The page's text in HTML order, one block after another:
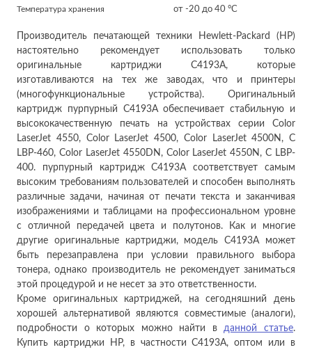
от -20 до 40 °C
Температура хранения
Производитель печатающей техники Hewlett-Packard (HP)
настоятельно рекомендует использовать только
оригинальные картриджи C4193A, которые
изготавливаются на тех же заводах, что и принтеры
(многофункциональные устройства). Оригинальный
картридж пурпурный C4193A обеспечивает стабильную и
высококачественную печать на устройствах серии Color
LaserJet 4550, Color LaserJet 4500, Color LaserJet 4500N, C
LBP-460, Color LaserJet 4550DN, Color LaserJet 4550N, C LBP-
400. пурпурный картридж C4193A соответствует самым
высоким требованиям пользователей и способен выполнять
различные задачи, начиная от печати текста и заканчивая
изображениями и таблицами на профессиональном уровне
с отличной передачей цвета и полутонов. Как и многие
другие оригинальные картриджи, модель C4193A может
быть перезаправлена при условии правильного выбора
тонера, однако производитель не рекомендует заниматься
этой процедурой и не несет за это ответственности.
Кроме оригинальных картриджей, на сегодняшний день
хорошей альтернативой являются совместимые (аналоги),
подробности о которых можно найти вданной статье.
Купить картриджи HP, в частности C4193A, оптом или в